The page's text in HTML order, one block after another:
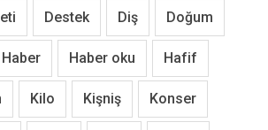
Destek Diş Doğum
Haber Haber oku Hafif
Kilo Kişniş Konser